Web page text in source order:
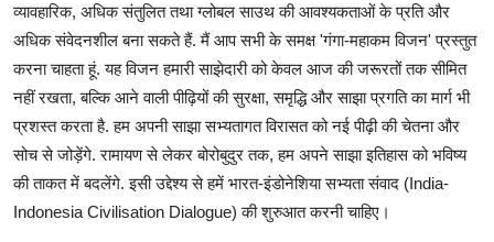
व्यावहारिक, अधिक संतुलित तथा ग्लोबल साउथ की आवश्यकताओं के प्रति और
अधिक संवेदनशील बना सकते हैं. मैं आप सभी के समक्ष 'गंगा-महाकम विजन' प्रस्तुत
करना चाहता हूं. यह विजन हमारी साझेदारी को केवल आज की जरूरतों तक सीमित
नहीं रखता, बल्कि आने वाली पीढ़ियों की सुरक्षा, समृद्धि और साझा प्रगति का मार्ग भी
प्रशस्त करता है. हम अपनी साझा सभ्यतागत विरासत को नई पीढ़ी की चेतना और
सोच से जोड़ेंगे. रामायण से लेकर बोरोबुदुर तक, हम अपने साझा इतिहास को भविष्य
की ताकत में बदलेंगे. इसी उद्देश्य से हमें भारत-इंडोनेशिया सभ्यता संवाद (India-
Indonesia Civilisation Dialogue) की शुरुआत करनी चाहिए।